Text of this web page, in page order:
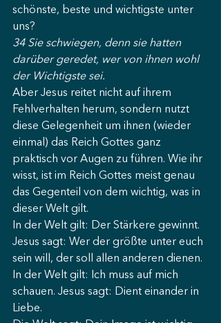
schönste, beste und wichtigste unter
uns?
34 Sie schwiegen, denn sie hatten
darüber geredet, wer von ihnen wohl
der Wichtigste sei.
Aber Jesus reitet nicht auf ihrem
Fehlverhalten herum, sondern nutzt
diese Gelegenheit um ihnen (wieder
einmal) das Reich Gottes ganz
praktisch vor Augen zu führen. Wie ihr
wisst, ist im Reich Gottes meist genau
das Gegenteil von dem wichtig, was in
dieser Welt gilt.
In der Welt gilt: Der Stärkere gewinnt.
Jesus sagt: Wer der größte unter euch
sein will, der soll allen anderen dienen.
In der Welt gilt: Ich muss auf mich
schauen. Jesus sagt: Dient einander in
Liebe.